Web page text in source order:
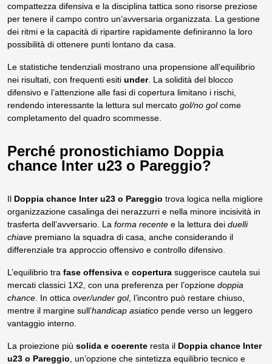
compattezza difensiva e la disciplina tattica sono risorse preziose
per tenere il campo contro un’avversaria organizzata. La gestione
dei ritmi e la capacità di ripartire rapidamente definiranno la loro
possibilità di ottenere punti lontano da casa.
Le statistiche tendenziali mostrano una propensione all’equilibrio
nei risultati, con frequenti esiti under. La solidità del blocco
difensivo e l’attenzione alle fasi di copertura limitano i rischi,
rendendo interessante la lettura sul mercato gol/no golcome
completamento del quadro scommesse.
Perché pronostichiamo Doppia
chance Inter u23 o Pareggio?
Il Doppia chance Inter u23 o Pareggio trova logica nella migliore
organizzazione casalinga dei nerazzurri e nella minore incisività in
trasferta dell’avversario. La forma recente e la lettura dei duelli
chiave premiano la squadra di casa, anche considerando il
differenziale tra approccio offensivo e controllo difensivo.
L’equilibrio tra fase offensiva e copertura suggerisce cautela sui
mercati classici 1X2, con una preferenza per l’opzione doppia
chance . In ottica over/under gol, l’incontro può restare chiuso,
mentre il margine sull’handicap asiatico pende verso un leggero
vantaggio interno.
La proiezione più solida e coerente resta il Doppia chance Inter
u23 o Pareggio , un’opzione che sintetizza equilibrio tecnico e